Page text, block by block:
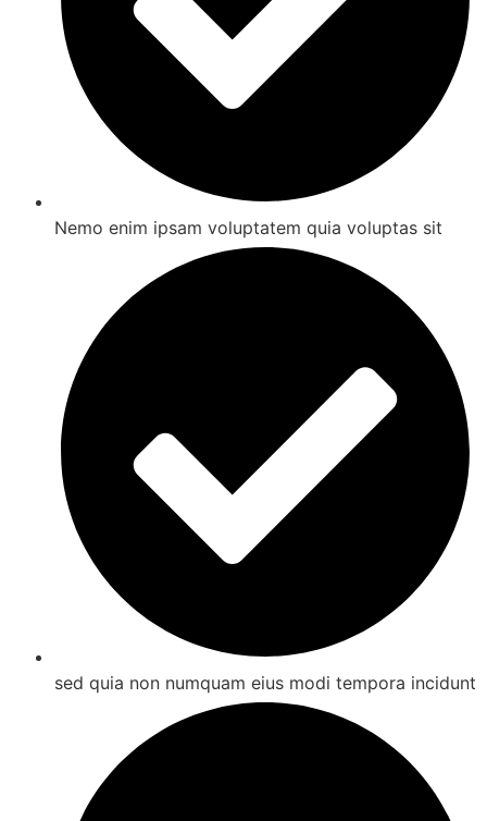
Nemo enim ipsam voluptatem quia voluptas sit
sed quia non numquam eius modi tempora incidunt